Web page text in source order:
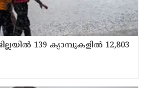
139 ക്യാമ്പുകളിൽ 12,803